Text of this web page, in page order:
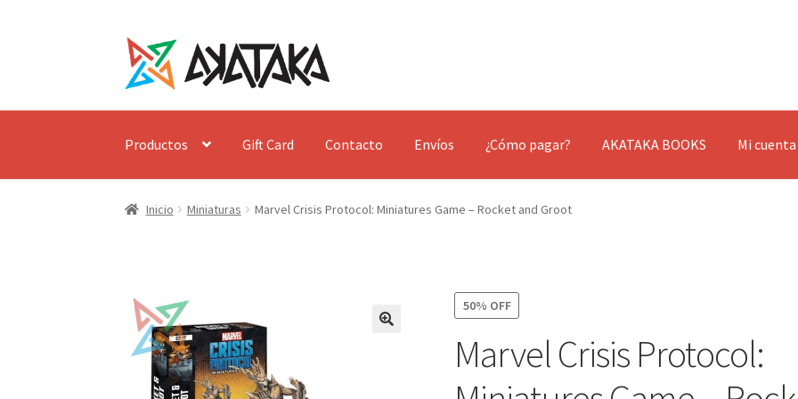
Ir
a
la
navegación
Ir
al
contenido
Productos Gift Card Contacto Envíos ¿Cómo pagar? AKATAKA BOOKS Mi cuenta
Inicio Miniaturas Marvel Crisis Protocol: Miniatures Game – Rocket and Groot
50% OFF
Marvel Crisis Protocol: